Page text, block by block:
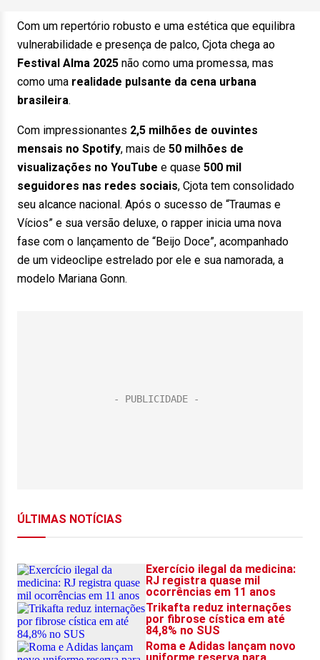
Com um repertório robusto e uma estética que equilibra
vulnerabilidade e presença de palco, Cjota chega ao
Festival Alma 2025 não como uma promessa, mas
como uma realidade pulsante da cena urbana
brasileira.
Com impressionantes 2,5 milhões de ouvintes
mensais no Spotify, mais de 50 milhões de
visualizações no YouTube e quase 500 mil
seguidores nas redes sociais, Cjota tem consolidado
seu alcance nacional. Após o sucesso de “Traumas e
Vícios” e sua versão deluxe, o rapper inicia uma nova
fase com o lançamento de “Beijo Doce”, acompanhado
de um videoclipe estrelado por ele e sua namorada, a
modelo Mariana Gonn.